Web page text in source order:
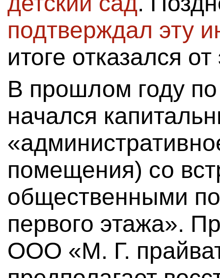
подтверждал эту
итоге отказался
В прошлом году
начался
помещения) со
общественными
первого этажа».
ООО «М. Г.